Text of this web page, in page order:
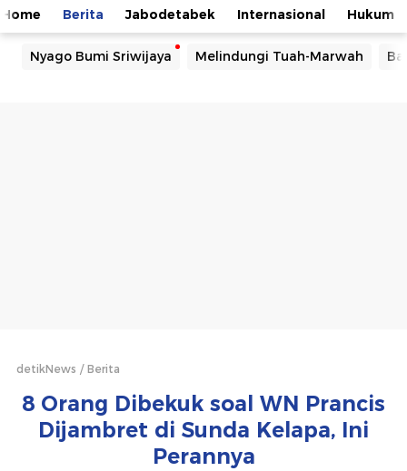
Home Berita Jabodetabek Internasional Hukum
Nyago Bumi Sriwijaya Melindungi Tuah-Marwah
detikNews Berita
8 Orang Dibekuk soal WN Prancis
Dijambret di Sunda Kelapa, Ini
Perannya